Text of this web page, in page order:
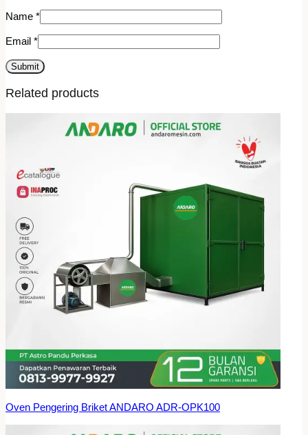
Name *
Email *
Related products
Oven Pengering Briket ANDARO ADR-OPK100